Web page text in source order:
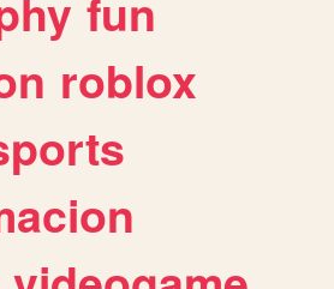
roblox